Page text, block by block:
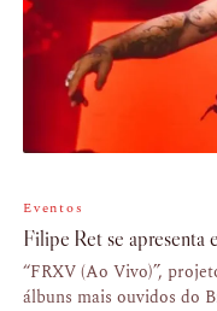
Eventos
Filipe Ret se apresenta
“FRXV (Ao Vivo)”,
álbuns mais ouvidos do